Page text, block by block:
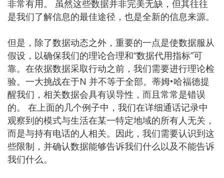
非常有用。 虽然这些数据并非完美无缺，但其往往
是我们了解信息的最佳途径，也是全新的信息来源。
但是，除了数据动态之外，重要的一点是使数据服从
假设，以确保我们的理论合理和“数据代用指标”可
靠。在依据数据采取行动之前，我们需要进行理论检
验。一大挑战在于N 并不等于全部。蒂姆•哈福德提
醒我们，相关数据会具有误导性，而且常常是错误
的。 在上面的几个例子中，我们在详细通话记录中
观察到的模式与生活在某一特定地域的所有人无关，
而是与持有电话的人相关。因此，我们需要认识到这
些限制，并确认数据能够告诉我们什么以及不能告诉
我们什么。